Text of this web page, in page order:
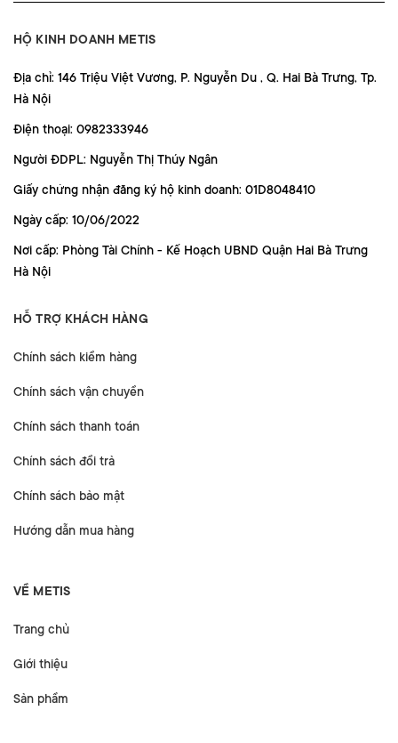
HỘ KINH DOANH METIS
Địa chỉ: 146 Triệu Việt Vương, P. Nguyễn Du , Q. Hai Bà Trưng, Tp.
Hà Nội
Điện thoại: 0982333946
Người ĐDPL: Nguyễn Thị Thúy Ngân
Giấy chứng nhận đăng ký hộ kinh doanh: 01D8048410
Ngày cấp: 10/06/2022
Nơi cấp: Phòng Tài Chính - Kế Hoạch UBND Quận Hai Bà Trưng
Hà Nội
HỖ TRỢ KHÁCH HÀNG
Chính sách kiểm hàng
Chính sách vận chuyển
Chính sách thanh toán
Chính sách đổi trả
Chính sách bảo mật
Hướng dẫn mua hàng
VỀ METIS
Trang chủ
Giới thiệu
Sản phẩm